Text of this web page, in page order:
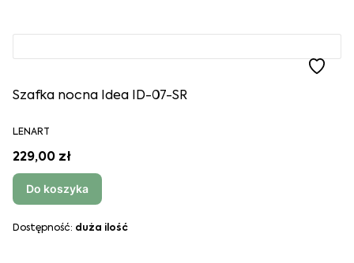
Szafka nocna Idea ID-07-SR
LENART
229,00 zł
Do koszyka
Dostępność: duża ilość